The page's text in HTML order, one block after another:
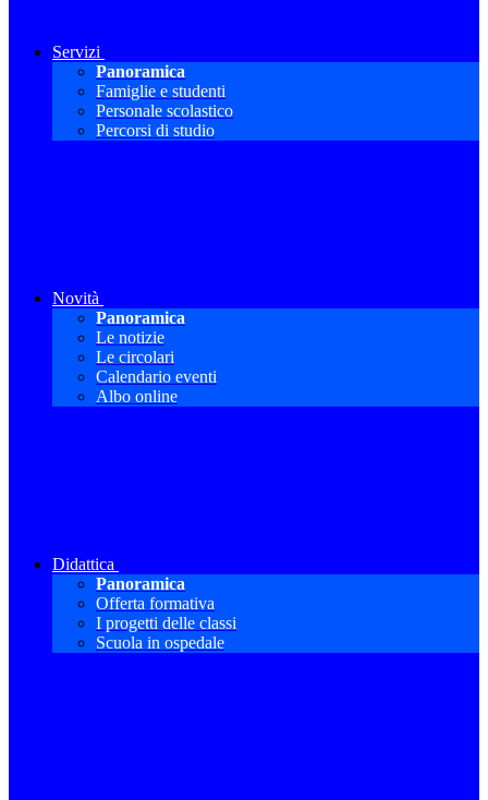
Servizi
Panoramica
Famiglie e studenti
Personale scolastico
Percorsi di studio
Novità
Panoramica
Le notizie
Le circolari
Calendario eventi
Albo online
Didattica
Panoramica
Offerta formativa
I progetti delle classi
Scuola in ospedale